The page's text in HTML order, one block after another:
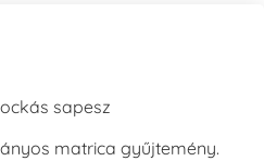
sapesz
matrica gyűjtemény.